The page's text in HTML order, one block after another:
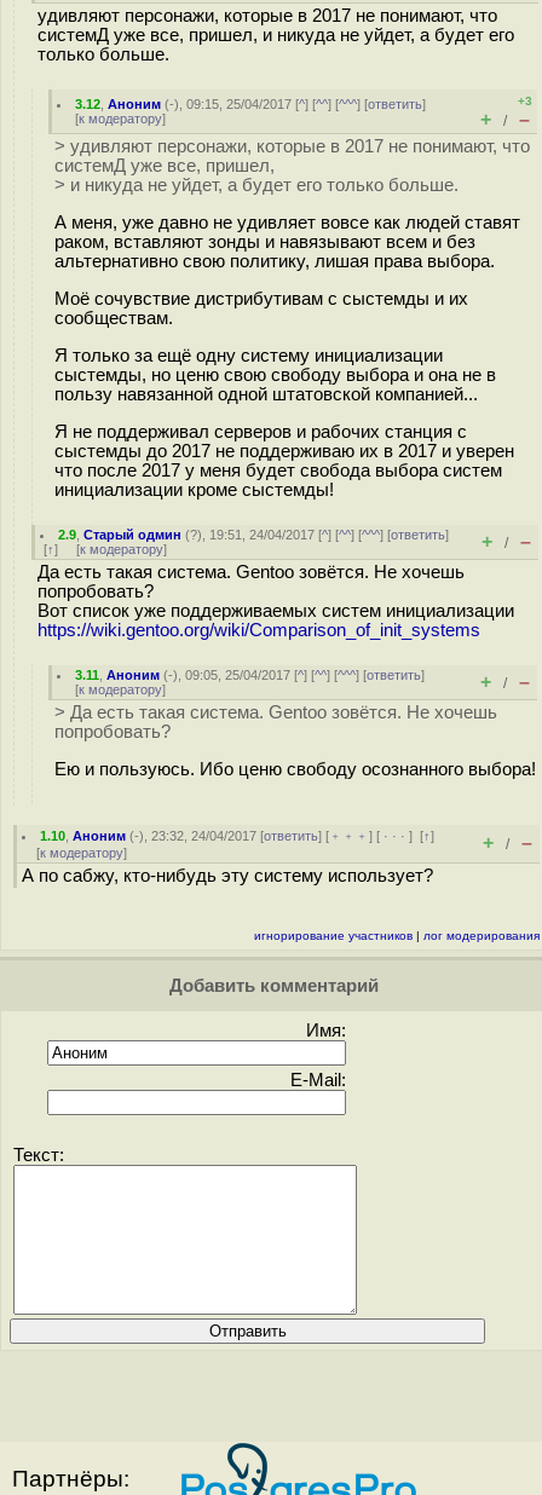
удивляют персонажи, которые в 2017 не понимают, что
системД уже все, пришел, и никуда не уйдет, а будет его
только больше.
3.12 ,Аноним (-), 09:15, 25/04/2017 [^] [^^] [^^^] [ответить]
[к модератору]
+3
+ / –
> удивляют персонажи, которые в 2017 не понимают, что
системД уже все, пришел,
> и никуда не уйдет, а будет его только больше.
А меня, уже давно не удивляет вовсе как людей ставят
раком, вставляют зонды и навязывают всем и без
альтернативно свою политику, лишая права выбора.
Моё сочувствие дистрибутивам с сыстемды и их
сообществам.
Я только за ещё одну систему инициализации
сыстемды, но ценю свою свободу выбора и она не в
пользу навязанной одной штатовской компанией...
Я не поддерживал серверов и рабочих станция с
сыстемды до 2017 не поддерживаю их в 2017 и уверен
что после 2017 у меня будет свобода выбора систем
инициализации кроме сыстемды!
2.9 ,Старый одмин (?), 19:51, 24/04/2017 [^] [^^] [^^^] [ответить]
[↑] [к модератору] + / –
Да есть такая система. Gentoo зовётся. Не хочешь
попробовать?
Вот список уже поддерживаемых систем инициализации
https://wiki.gentoo.org/wiki/Comparison_of_init_systems
3.11 ,Аноним (-), 09:05, 25/04/2017 [^] [^^] [^^^] [ответить]
[к модератору] + / –
> Да есть такая система. Gentoo зовётся. Не хочешь
попробовать?
Ею и пользуюсь. Ибо ценю свободу осознанного выбора!
1.10 ,Аноним (-), 23:32, 24/04/2017 [ответить] [ ﹢﹢﹢] [ · · ·][↑]
[к модератору] + / –
А по сабжу, кто-нибудь эту систему использует?
игнорирование участников | лог модерирования
Добавить комментарий
Имя:
E-Mail:
Текст:
Партнёры: